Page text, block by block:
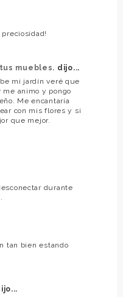
muebles. dijo...
mi jardín veré que
me animo y pongo
Me encantaría
con mis flores y si
que mejor.
durante
tan bien estando